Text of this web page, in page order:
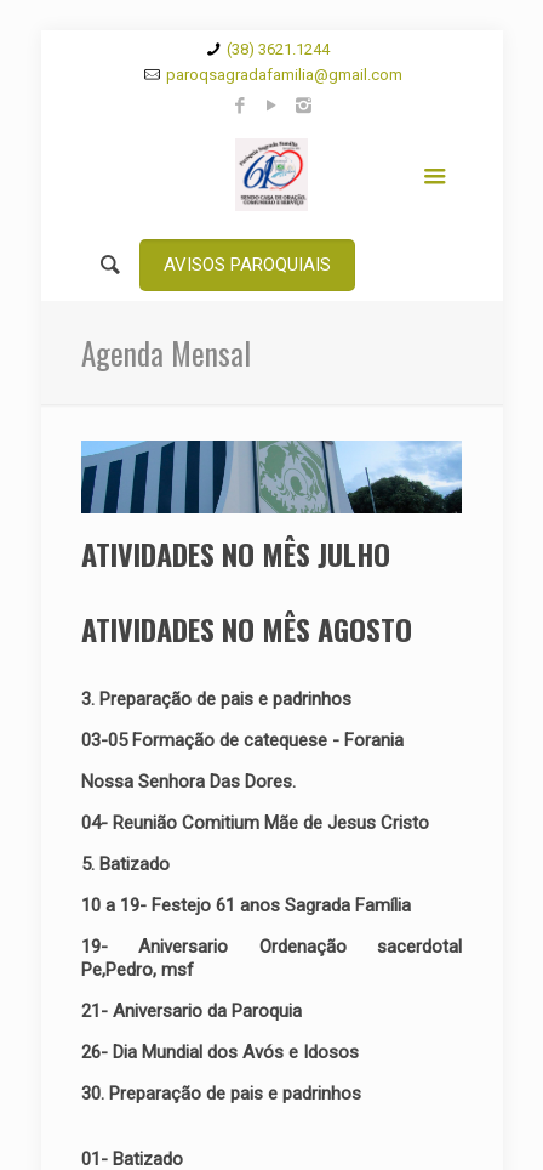
(38) 3621.1244
paroqsagradafamilia@gmail.com
AVISOS PAROQUIAIS
Agenda Mensal
ATIVIDADES NO MÊS JULHO
ATIVIDADES NO MÊS AGOSTO
3. Preparação de pais e padrinhos
03-05 Formação de catequese - Forania
Nossa Senhora Das Dores.
04- Reunião Comitium Mãe de Jesus Cristo
5. Batizado
10 a 19- Festejo 61 anos Sagrada Família
19- Aniversario Ordenação sacerdotal
Pe,Pedro, msf
21- Aniversario da Paroquia
26- Dia Mundial dos Avós e Idosos
30. Preparação de pais e padrinhos
01- Batizado